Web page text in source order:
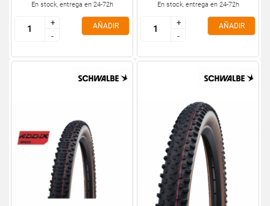
En stock, entrega en 24-72h
+
-
+
-
AÑADIR
En stock, entrega en 24-72h
+
-
+
-
AÑADIR